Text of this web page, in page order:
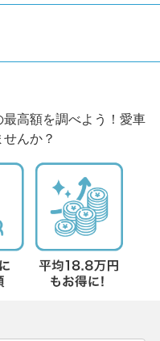
高額を調べよう！愛車
んか？